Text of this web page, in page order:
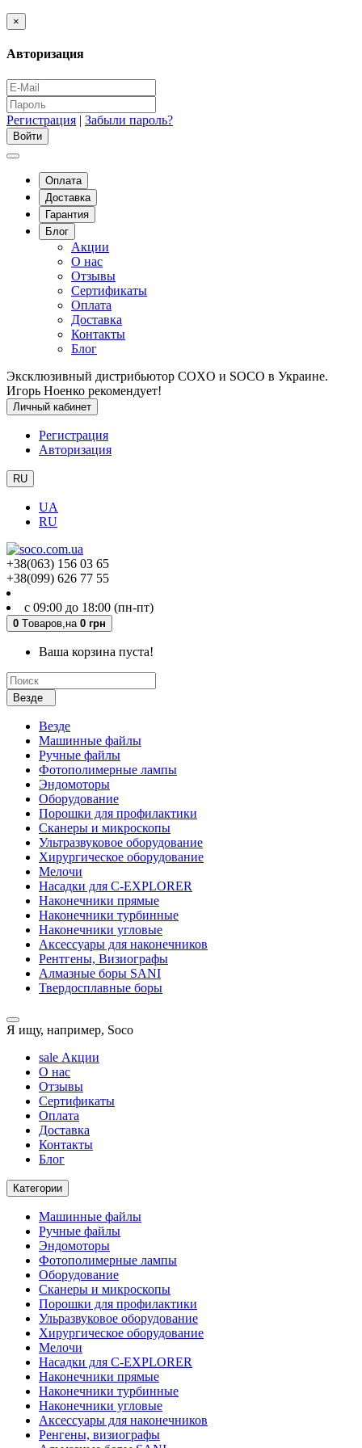
×
Авторизация
Регистрация | Забыли пароль?
Оплата
Доставка
Гарантия
Блог
Акции
О нас
Отзывы
Сертификаты
Оплата
Доставка
Контакты
Блог
Эксклюзивный дистрибьютор COXO и SOCO в Украине.
Игорь Ноенко рекомендует!
Личный кабинет
Регистрация
Авторизация
RU
UA
RU
+38(063) 156 03 65
+38(099) 626 77 55
с 09:00 до 18:00 (пн-пт)
0 Tоваров, на 0 грн
Ваша корзина пуста!
Везде
Везде
Машинные файлы
Ручные файлы
Фотополимерные лампы
Эндомоторы
Оборудование
Порошки для профилактики
Сканеры и микроскопы
Ультразвуковое оборудование
Хирургическое оборудование
Мелочи
Насадки для C-EXPLORER
Наконечники прямые
Наконечники турбинные
Наконечники угловые
Аксессуары для наконечников
Рентгены, Визиографы
Алмазные боры SANI
Твердосплавные боры
Я ищу, например, Soco
sale Акции
О нас
Отзывы
Сертификаты
Оплата
Доставка
Контакты
Блог
Категории
Машинные файлы
Ручные файлы
Эндомоторы
Фотополимерные лампы
Оборудование
Сканеры и микроскопы
Порошки для профилактики
Ульразвуковое оборудование
Хирургическое оборудование
Мелочи
Насадки для C-EXPLORER
Наконечники прямые
Наконечники турбинные
Наконечники угловые
Аксессуары для наконечников
Ренгены, визиографы